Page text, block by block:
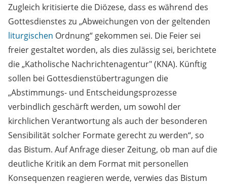
Zugleich kritisierte die Diözese, dass es während des
Gottesdienstes zu „Abweichungen von der geltenden
liturgischen Ordnung“ gekommen sei. Die Feier sei
freier gestaltet worden, als dies zulässig sei, berichtete
die „Katholische Nachrichtenagentur" (KNA). Künftig
sollen bei Gottesdienstübertragungen die
„Abstimmungs- und Entscheidungsprozesse
verbindlich geschärft werden, um sowohl der
kirchlichen Verantwortung als auch der besonderen
Sensibilität solcher Formate gerecht zu werden“, so
das Bistum. Auf Anfrage dieser Zeitung, ob man auf die
deutliche Kritik an dem Format mit personellen
Konsequenzen reagieren werde, verwies das Bistum